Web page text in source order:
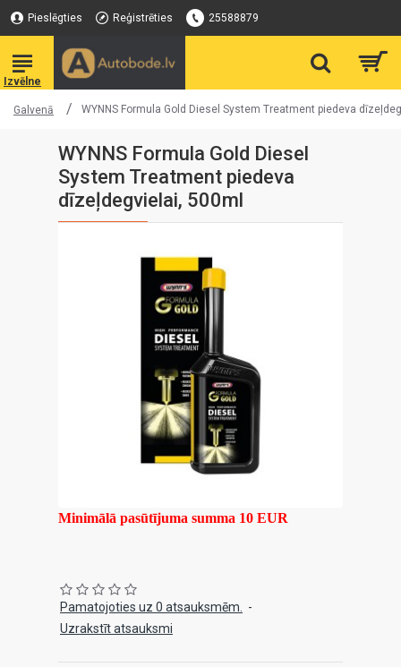
Pieslēgties Reģistrēties 25588879
Galvenā WYNNS Formula Gold Diesel System Treatment piedeva
WYNNS Formula Gold Diesel
System Treatment piedeva
dīzeļdegvielai, 500ml
Minimālā pasūtījuma summa 10 EUR
Pamatojoties uz 0 atsauksmēm.
-
Uzrakstīt atsauksmi